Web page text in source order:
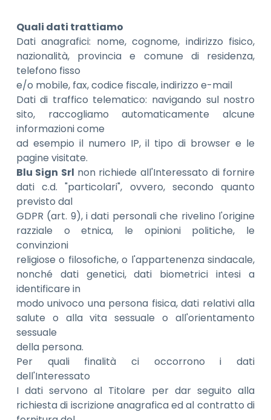
Quali dati trattiamo
Dati anagrafici: nome, cognome, indirizzo fisico,
nazionalità, provincia e comune di residenza,
telefono fisso
e/o mobile, fax, codice fiscale, indirizzo e-mail
Dati di traffico telematico: navigando sul nostro
sito, raccogliamo automaticamente alcune
informazioni come
ad esempio il numero IP, il tipo di browser e le
pagine visitate.
Blu Sign Srl non richiede all'Interessato di fornire
dati c.d. "particolari", ovvero, secondo quanto
previsto dal
GDPR (art. 9), i dati personali che rivelino l'origine
razziale o etnica, le opinioni politiche, le
convinzioni
religiose o filosofiche, o l'appartenenza sindacale,
nonché dati genetici, dati biometrici intesi a
identificare in
modo univoco una persona fisica, dati relativi alla
salute o alla vita sessuale o all'orientamento
sessuale
della persona.
Per quali finalità ci occorrono i dati
dell'Interessato
I dati servono al Titolare per dar seguito alla
richiesta di iscrizione anagrafica ed al contratto di